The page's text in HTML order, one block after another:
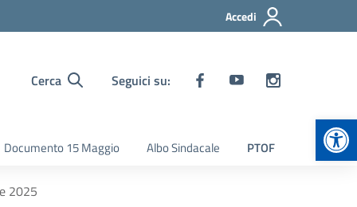
Accedi
Cerca Seguici su:
Documento 15 Maggio Albo Sindacale PTOF
2025